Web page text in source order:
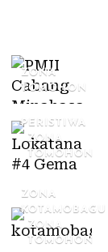
ZONA
TOMOHON
PERISTIWA
ZONA
TOMOHON
ZONA
KOTAMOBAGU
ZONA
TOMOHON